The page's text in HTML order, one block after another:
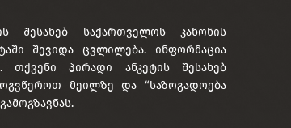
შესახებ საქართველოს კანონის
შევიდა ცვლილება. ინფორმაცია
თქვენი პირადი ანკეტის შესახებ
მეილზე და “საზოგადოება